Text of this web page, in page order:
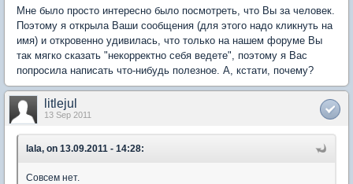
Мне было просто интересно было посмотреть, что Вы за человек.
Поэтому я открыла Ваши сообщения (для этого надо кликнуть на
имя) и откровенно удивилась, что только на нашем форуме Вы
так мягко сказать "некорректно себя ведете", поэтому я Вас
попросила написать что-нибудь полезное. А, кстати, почему?
litlejul
13 Sep 2011
lala, on 13.09.2011 - 14:28:
Совсем нет.